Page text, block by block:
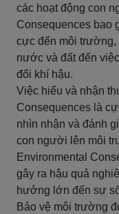
các hoạt động con
Consequences bao
cực đến môi trường,
nước và đất đến
đổi khí hậu.
Việc hiểu và nhận
Consequences là
nhìn nhận và đánh
con người lên môi
Environmental
gây ra hậu quả
hưởng lớn đến sự
Bảo vệ môi trường